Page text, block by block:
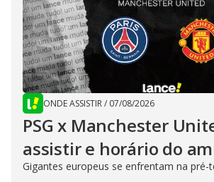
ONDE ASSISTIR/ 07/08/2026
PSG x Manchester
assistir e horário do
Gigantes europeus se enfrentam na pré-